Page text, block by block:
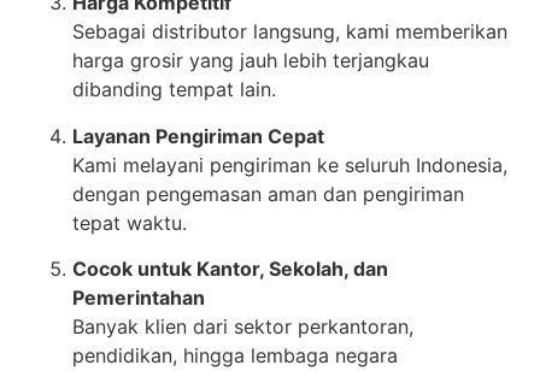
Sebagai distributor langsung, kami memberikan
harga grosir yang jauh lebih terjangkau
dibanding tempat lain.
Layanan Pengiriman Cepat
Kami melayani pengiriman ke seluruh Indonesia,
dengan pengemasan aman dan pengiriman
tepat waktu.
Cocok untuk Kantor, Sekolah, dan
Pemerintahan
Banyak klien dari sektor perkantoran,
pendidikan, hingga lembaga negara